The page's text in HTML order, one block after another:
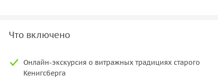
Что включено
Онлайн-экскурсия о витражных традициях старого
Кенигсберга